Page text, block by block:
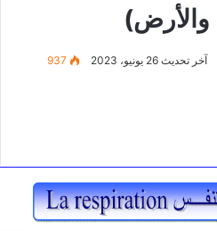
والأرض)
آخر تحديث 26 يونيو، 2023 937